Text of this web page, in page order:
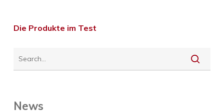
Die Produkte im Test
News